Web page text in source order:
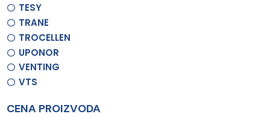
TESY
TRANE
TROCELLEN
UPONOR
VENTING
VTS
CENA PROIZVODA